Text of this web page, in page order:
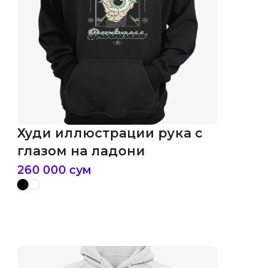
Худи иллюстрации рука с
глазом на ладони
260 000 сум